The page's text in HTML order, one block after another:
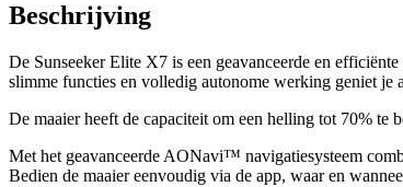
Beschrijving
De Sunseeker Elite X7 is een geavanceerde en
slimme functies en volledig autonome werking geniet je
De maaier heeft de capaciteit om een helling tot 70%
Met het geavanceerde AONavi™ navigatiesysteem
Bedien de maaier eenvoudig via de app, waar en